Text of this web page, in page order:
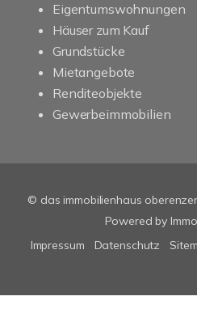
Eigentumswohnungen
Häuser zum Kauf
Grundstücke
Mietangebote
Renditeobjekte
Gewerbeimmobilien
© das immobilienhaus
Powered by
Impressum
Datenschutz